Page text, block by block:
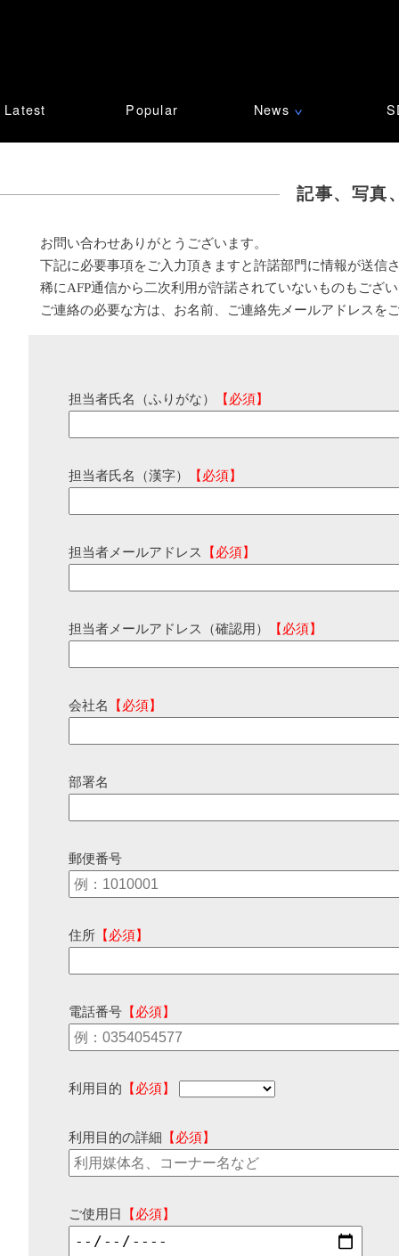
Latest Popular News ∨
記事、写真
お問い合わせありがとうございます。
下記に必要事項をご入力頂きますと許諾部門に情報が送信
稀にAFP通信から二次利用が許諾されていないものもござ
ご連絡の必要な方は、お名前、ご連絡先メールアドレスを
担当者氏名（ふりがな） 【必須】
担当者氏名（漢字） 【必須】
担当者メールアドレス 【必須】
担当者メールアドレス（確認用） 【必須】
会社名 【必須】
部署名
郵便番号
住所 【必須】
電話番号 【必須】
利用目的 【必須】
利用目的の詳細 【必須】
ご使用日 【必須】